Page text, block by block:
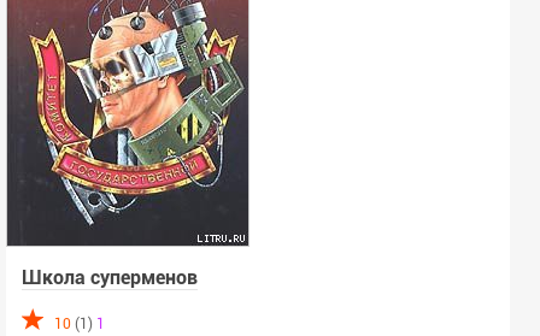
Сортировать:
По релевантности
СИ:
Не важно
Школа суперменов
10 (1) 1